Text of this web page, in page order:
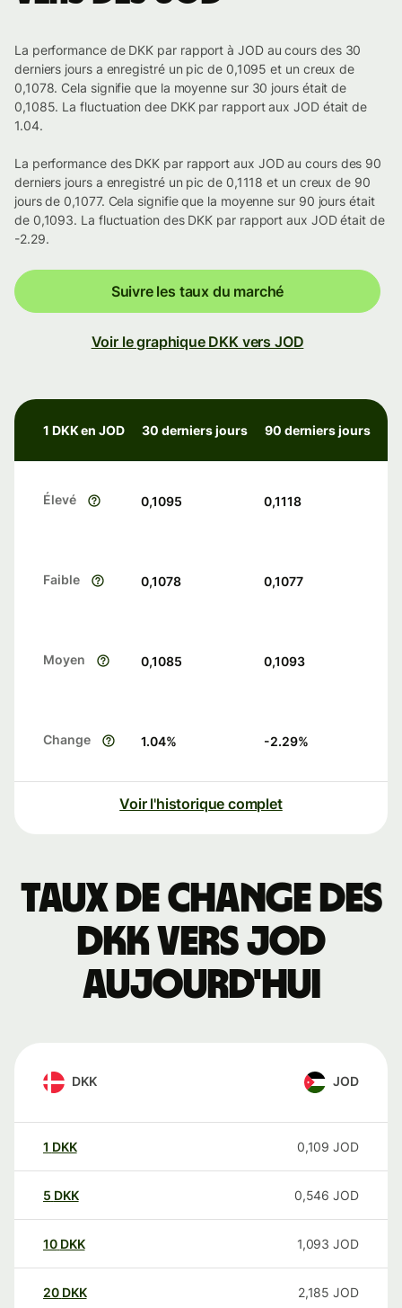
La performance de DKK par rapport à JOD au cours des 30
derniers jours a enregistré un pic de 0,1095 et un creux de
0,1078. Cela signifie que la moyenne sur 30 jours était de
0,1085. La fluctuation dee DKK par rapport aux JOD était de
1.04.
La performance des DKK par rapport aux JOD au cours des 90
derniers jours a enregistré un pic de 0,1118 et un creux de 90
jours de 0,1077. Cela signifie que la moyenne sur 90 jours était
de 0,1093. La fluctuation des DKK par rapport aux JOD était de
-2.29.
Suivre les taux du marché
Voir le graphique DKK vers JOD
1 DKK en JOD 30 derniers jours 90 derniers jours
Élevé 0,1095 0,1118
Faible 0,1078 0,1077
Moyen 0,1085 0,1093
Change 1.04% -2.29%
Voir l'historique complet
Taux de change des
DKK vers JOD
aujourd'hui
DKK JOD
1 DKK 0,109 JOD
5 DKK 0,546 JOD
10 DKK 1,093 JOD
20 DKK 2,185 JOD